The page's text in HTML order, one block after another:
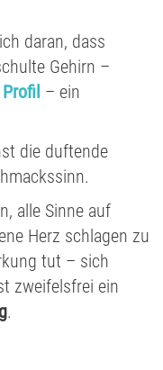
daran, dass
Gehirn –
– ein
die duftende
alle Sinne auf
Herz schlagen zu
tut – sich
zweifelsfrei ein
.